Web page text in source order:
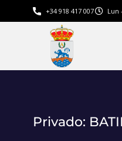
+34 918 417 007 Lun
Privado: